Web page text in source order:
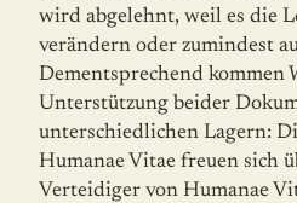
wird abgelehnt, weil es die
verändern oder zumindest
Dementsprechend kommen
Unterstützung beider
unterschiedlichen Lagern:
Humanae Vitae freuen sich
Verteidiger von Humanae